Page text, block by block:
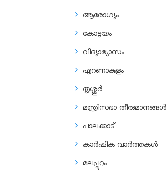
ആരോഗ്യം
കോട്ടയം
വിദ്യാഭ്യാസം
എറണാകുളം
തൃശ്ശൂർ
മന്ത്രിസഭാ തീരുമാനങ്ങൾ
പാലക്കാട്
കാർഷിക വാർത്തകൾ
മലപ്പുറം